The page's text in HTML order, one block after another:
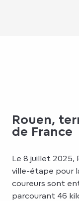
Rouen,
de France
Le 8 juillet 2025,
ville-étape pour
coureurs sont
parcourant 46